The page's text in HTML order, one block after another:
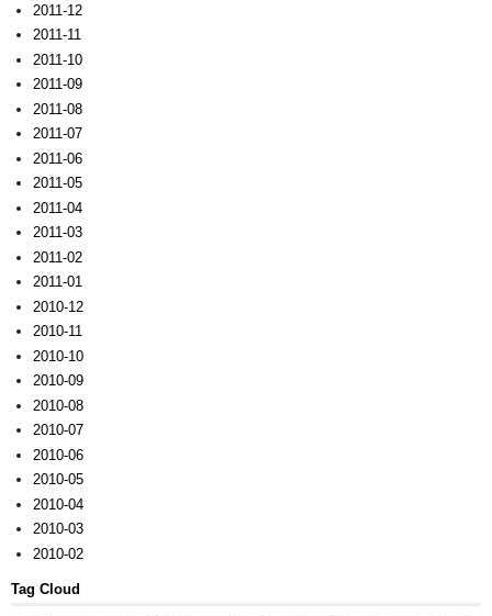
2011-12
2011-11
2011-10
2011-09
2011-08
2011-07
2011-06
2011-05
2011-04
2011-03
2011-02
2011-01
2010-12
2010-11
2010-10
2010-09
2010-08
2010-07
2010-06
2010-05
2010-04
2010-03
2010-02
Tag Cloud